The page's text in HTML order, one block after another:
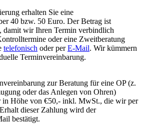
erhalten Sie eine
40 bzw. 50 Euro. Der Betrag ist
damit wir Ihren Termin verbindlich
oder eine Zweitberatung
telefonisch oder perE-Mail. Wir kümmern
Terminvereinbarung.
zur Beratung für eine OP (z.
oder das Anlegen von Ohren)
in Höhe von €50,- inkl. MwSt., die wir per
dieser Zahlung wird der
bestätigt.